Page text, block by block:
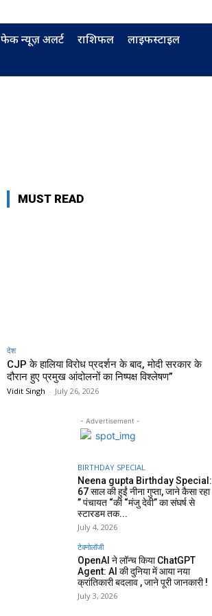
फेक न्यूज़ अलर्ट राशिफल लाइफस्टाइल
MUST READ
देश
CJP के हालिया विरोध प्रदर्शन के बाद, मोदी सरकार के
दौरान हुए प्रमुख आंदोलनों का निष्पक्ष विश्लेषण”
Vidit Singh - July 26, 2026
- Advertisement -
BIRTHDAY SPECIAL
Neena gupta Birthday Special:
67 साल की हुईं नीना गुप्ता, जाने कैसा रहा
” पंचायत “की “मंजु देवी” का संघर्ष से
स्टारडम तक...
July 4, 2026
टेक्नोलॉजी
OpenAI ने लॉन्च किया ChatGPT
Agent: AI की दुनिया में आया नया
क्रांतिकारी बदलाव , जाने पूरी जानकारी !
July 3, 2026